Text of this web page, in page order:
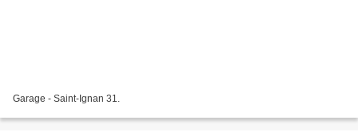
Garage - Saint-Ignan 31.